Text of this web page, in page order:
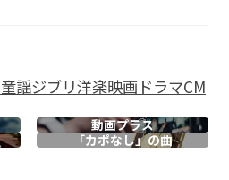
童謡ジブリ洋楽映画ドラマCM
動画プラス
「カポなし」の曲